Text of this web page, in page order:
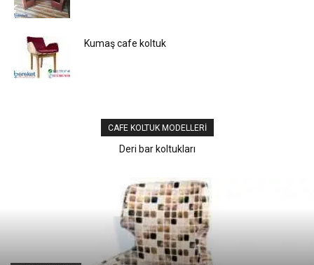
Kumaş cafe koltuk
CAFE KOLTUK MODELLERI
Yüksek bar koltuğu